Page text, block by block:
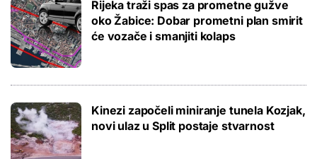
Rijeka traži spas za prometne gužve
oko Žabice: Dobar prometni plan smirit
će vozače i smanjiti kolaps
Kinezi započeli miniranje tunela Kozjak,
novi ulaz u Split postaje stvarnost